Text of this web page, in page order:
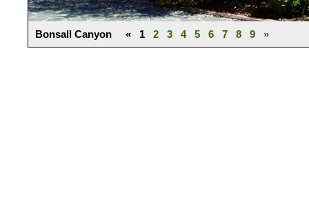
Bonsall Canyon « 1 2 3 4 5 6 7 8 9 »